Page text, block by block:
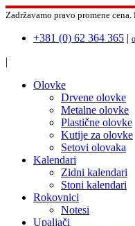
Zadržavamo pravo promene cena.
+381 (0) 62 364 365 |
|
Olovke
Drvene olovke
Metalne olovke
Plastične olovke
Kutije za olovke
Setovi olovaka
Kalendari
Zidni kalendari
Stoni kalendari
Rokovnici
Notesi
Upaljači